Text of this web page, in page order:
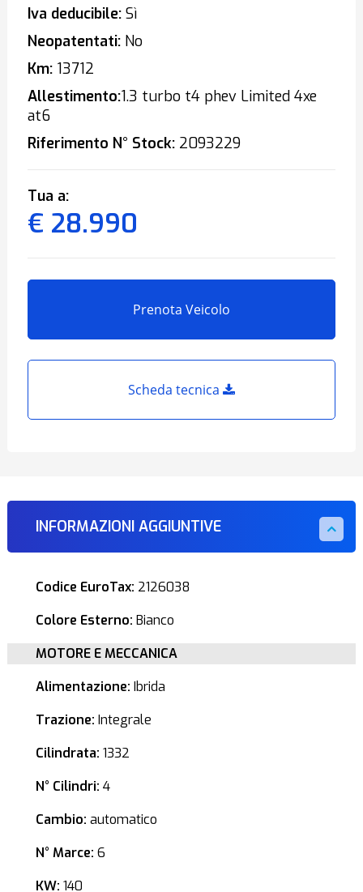
Iva deducibile:Sì
Neopatentati:No
Km:13712
Allestimento:1.3 turbo t4 phev Limited 4xe
at6
Riferimento N° Stock:2093229
Tua a:
€ 28.990
Prenota Veicolo
Scheda tecnica
INFORMAZIONI AGGIUNTIVE
Codice EuroTax: 2126038
Colore Esterno: Bianco
MOTORE E MECCANICA
Alimentazione: Ibrida
Trazione: Integrale
Cilindrata: 1332
N° Cilindri: 4
Cambio: automatico
N° Marce: 6
KW: 140